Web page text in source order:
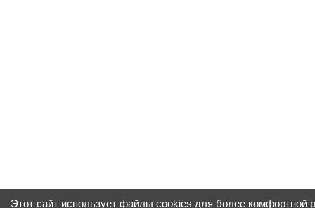
Этот сайт использует файлы cookies для более комфортной